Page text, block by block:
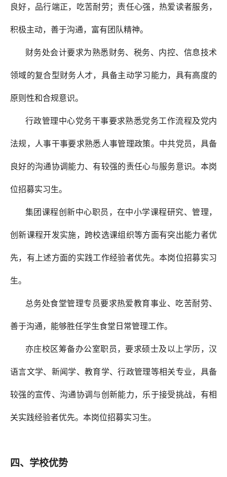
良好，品行端正，吃苦耐劳；责任心强，热爱读者服务，
积极主动，善于沟通，富有团队精神。
财务处会计要求为熟悉财务、税务、内控、信息技术
领域的复合型财务人才，具备主动学习能力，具有高度的
原则性和合规意识。
行政管理中心党务干事要求熟悉党务工作流程及党内
法规，人事干事要求熟悉人事管理政策。中共党员，具备
良好的沟通协调能力、有较强的责任心与服务意识。本岗
位招募实习生。
集团课程创新中心职员，在中小学课程研究、管理，
创新课程开发实施，跨校选课组织等方面有突出能力者优
先，有上述方面的实践工作经验者优先。本岗位招募实习
生。
总务处食堂管理专员要求热爱教育事业、吃苦耐劳、
善于沟通，能够胜任学生食堂日常管理工作。
亦庄校区筹备办公室职员，要求硕士及以上学历，汉
语言文学、新闻学、教育学、行政管理等相关专业，具备
较强的宣传、沟通协调与创新能力，乐于接受挑战，有相
关实践经验者优先。本岗位招募实习生。
四、学校优势